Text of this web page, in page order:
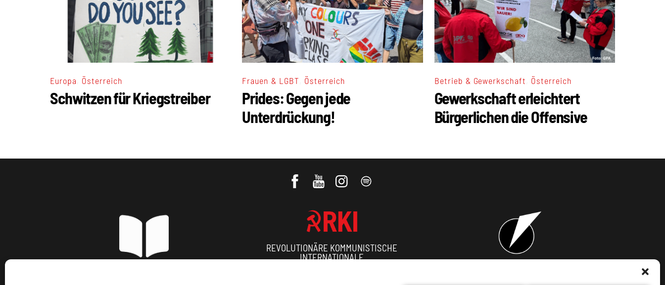
Europa Österreich
Schwitzen für Kriegstreiber
Frauen & LGBT Österreich
Prides: Gegen jede
Unterdrückung!
Betrieb & Gewerkschaft Österreich
Gewerkschaft erleichtert
Bürgerlichen die Offensive
REVOLUTIONÄRE KOMMUNISTISCHE
INTERNATIONALE